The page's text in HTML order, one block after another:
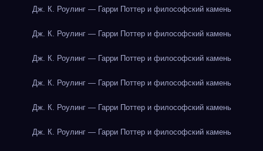
Дж. К. Роулинг — Гарри Поттер и философский камень
Дж. К. Роулинг — Гарри Поттер и философский камень
Дж. К. Роулинг — Гарри Поттер и философский камень
Дж. К. Роулинг — Гарри Поттер и философский камень
Дж. К. Роулинг — Гарри Поттер и философский камень
Дж. К. Роулинг — Гарри Поттер и философский камень